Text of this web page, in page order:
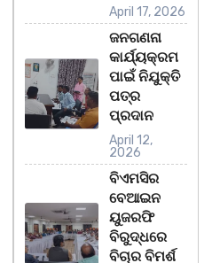
April 17, 2026
ଜନଗଣନା
କାର୍ଯ୍ୟକ୍ରମ
ପାଇଁ ନିଯୁକ୍ତି
ପତ୍ର
ପ୍ରଦାନ
April 12,
2026
ବିଏମସିର
ବେଆଇନ
ୟୁଜରଫି
ବିରୁଦ୍ଧରେ
ବିଚାର ବିମର୍ଶ